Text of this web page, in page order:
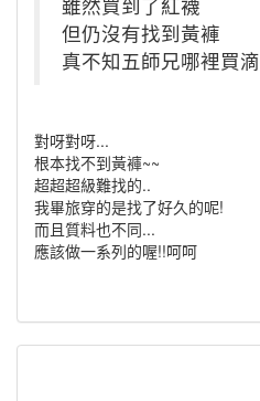
但仍沒有找到黃褲
真不知五師兄哪裡買滴
對呀對呀...
根本找不到黃褲~~
超超超級難找的..
我畢旅穿的是找了好久的呢!
而且質料也不同...
應該做一系列的喔!!呵呵